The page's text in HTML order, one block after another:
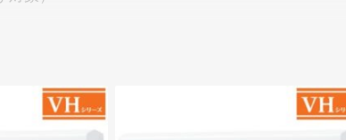
引額が変わります。※通常入れ替え・長期入れ替
既存機器の取り外し・回収を伴う場合に適用され
お見積り時にご案内いたします。
またはメールアドレス*